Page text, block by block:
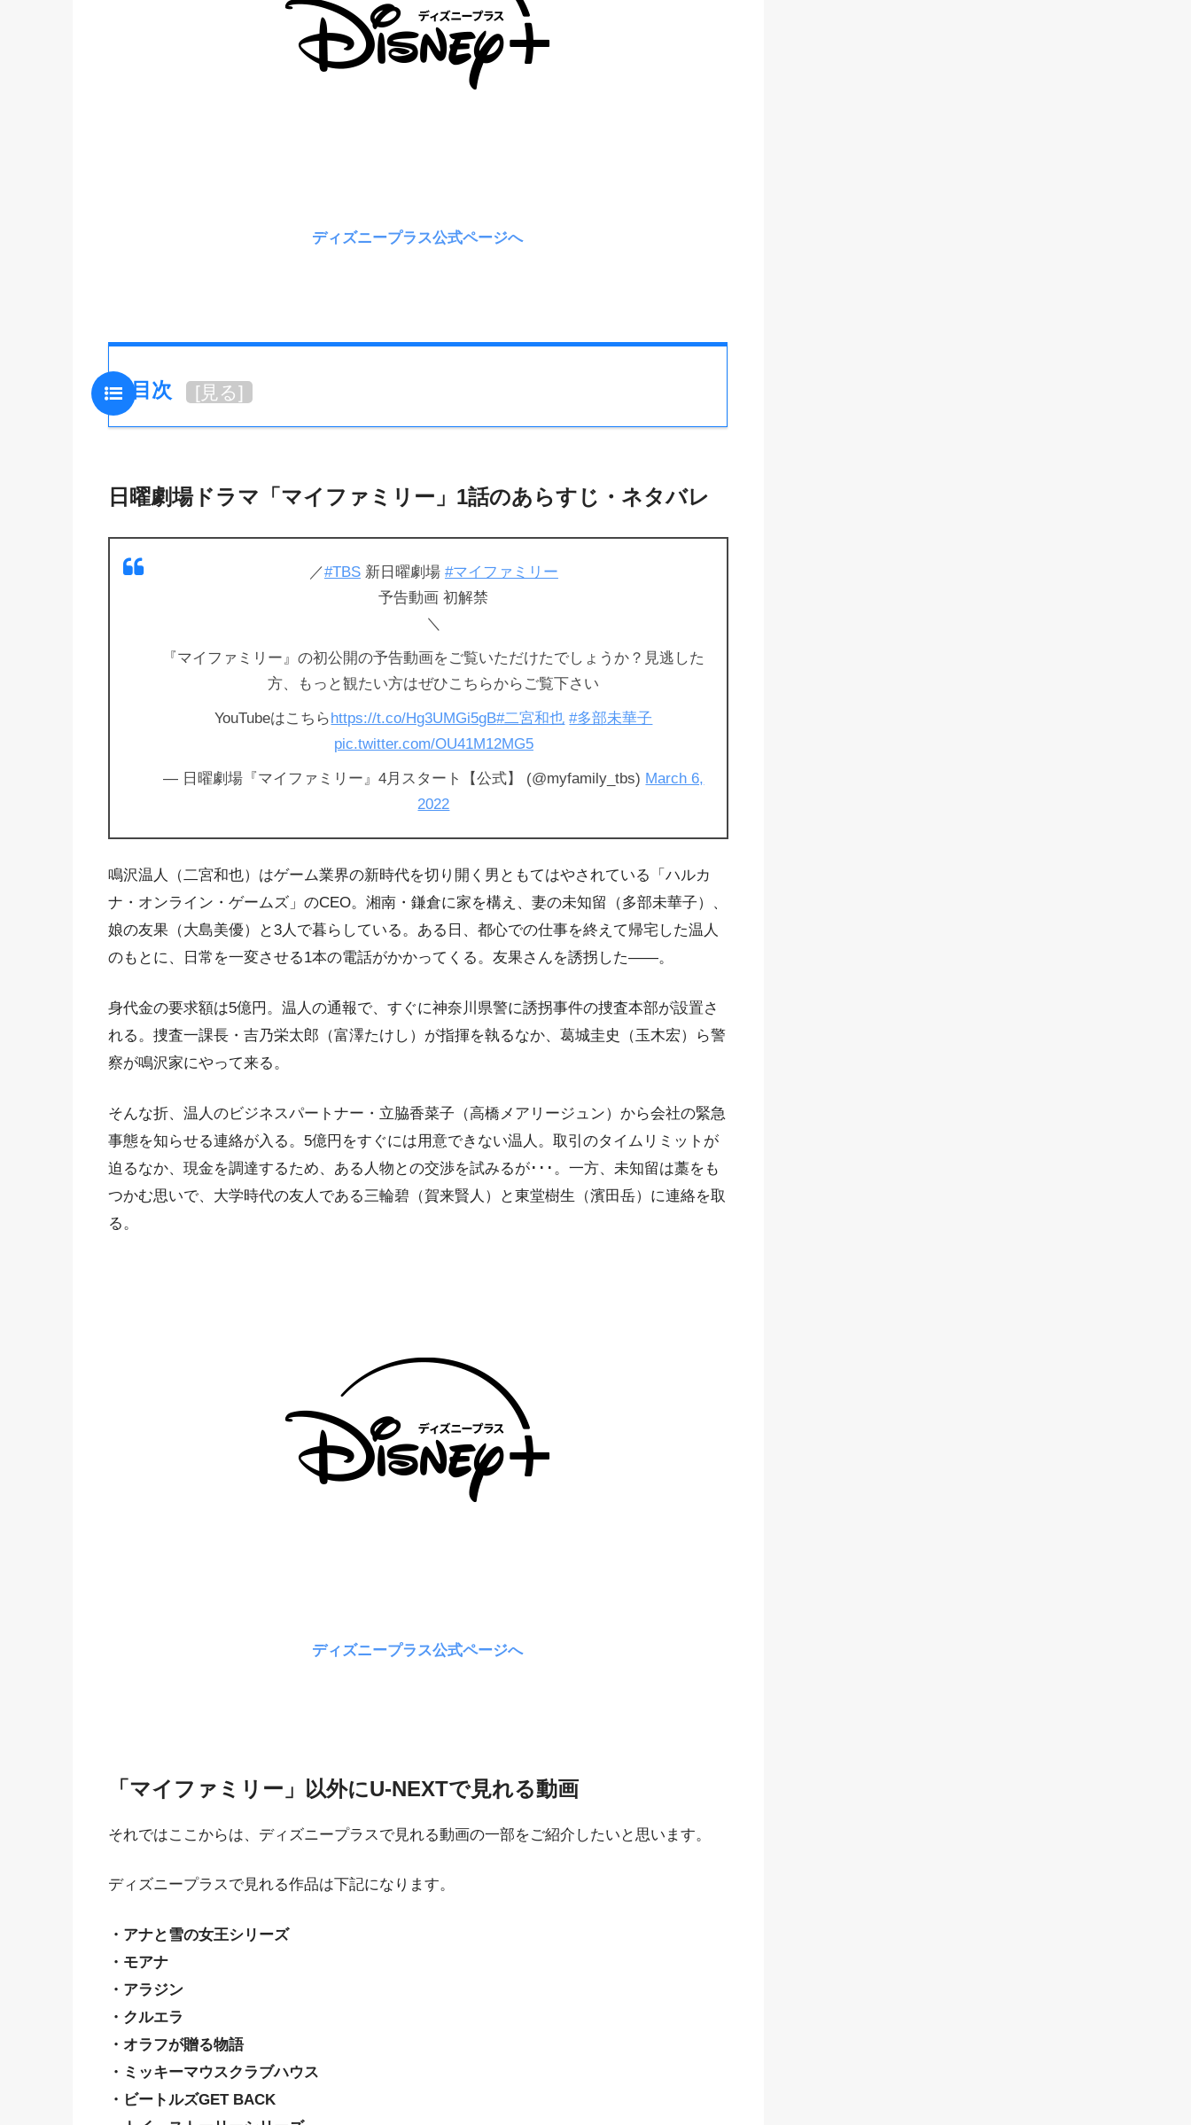
ディズニープラス公式ページへ
目次 [見る]
日曜劇場ドラマ「マイファミリー」1話のあらすじ・ネタバレ
／#TBS新日曜劇場 #マイファミリー
予告動画 初解禁
＼
『マイファミリー』の初公開の予告動画をご覧いただけたでしょうか？見逃した
方、もっと観たい方はぜひこちらからご覧下さい
YouTubeはこちらhttps://t.co/Hg3UMGi5gB#二宮和也 #多部未華子
pic.twitter.com/OU41M12MG5
— 日曜劇場『マイファミリー』4月スタート【公式】 (@myfamily_tbs) March 6,
2022
鳴沢温人（二宮和也）はゲーム業界の新時代を切り開く男ともてはやされている「ハルカ
ナ・オンライン・ゲームズ」のCEO。湘南・鎌倉に家を構え、妻の未知留（多部未華子）、
娘の友果（大島美優）と3人で暮らしている。ある日、都心での仕事を終えて帰宅した温人
のもとに、日常を一変させる1本の電話がかかってくる。友果さんを誘拐した――。
身代金の要求額は5億円。温人の通報で、すぐに神奈川県警に誘拐事件の捜査本部が設置さ
れる。捜査一課長・吉乃栄太郎（富澤たけし）が指揮を執るなか、葛城圭史（玉木宏）ら警
察が鳴沢家にやって来る。
そんな折、温人のビジネスパートナー・立脇香菜子（高橋メアリージュン）から会社の緊急
事態を知らせる連絡が入る。5億円をすぐには用意できない温人。取引のタイムリミットが
迫るなか、現金を調達するため、ある人物との交渉を試みるが･･･。一方、未知留は藁をも
つかむ思いで、大学時代の友人である三輪碧（賀来賢人）と東堂樹生（濱田岳）に連絡を取
る。
ディズニープラス公式ページへ
「マイファミリー」以外にU-NEXTで見れる動画
それではここからは、ディズニープラスで見れる動画の一部をご紹介したいと思います。
ディズニープラスで見れる作品は下記になります。
・アナと雪の女王シリーズ
・モアナ
・アラジン
・クルエラ
・オラフが贈る物語
・ミッキーマウスクラブハウス
・ビートルズGET BACK